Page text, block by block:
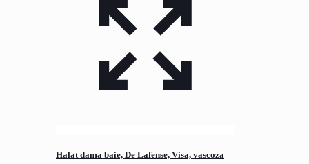
Halat dama baie, De Lafense, Visa, vascoza